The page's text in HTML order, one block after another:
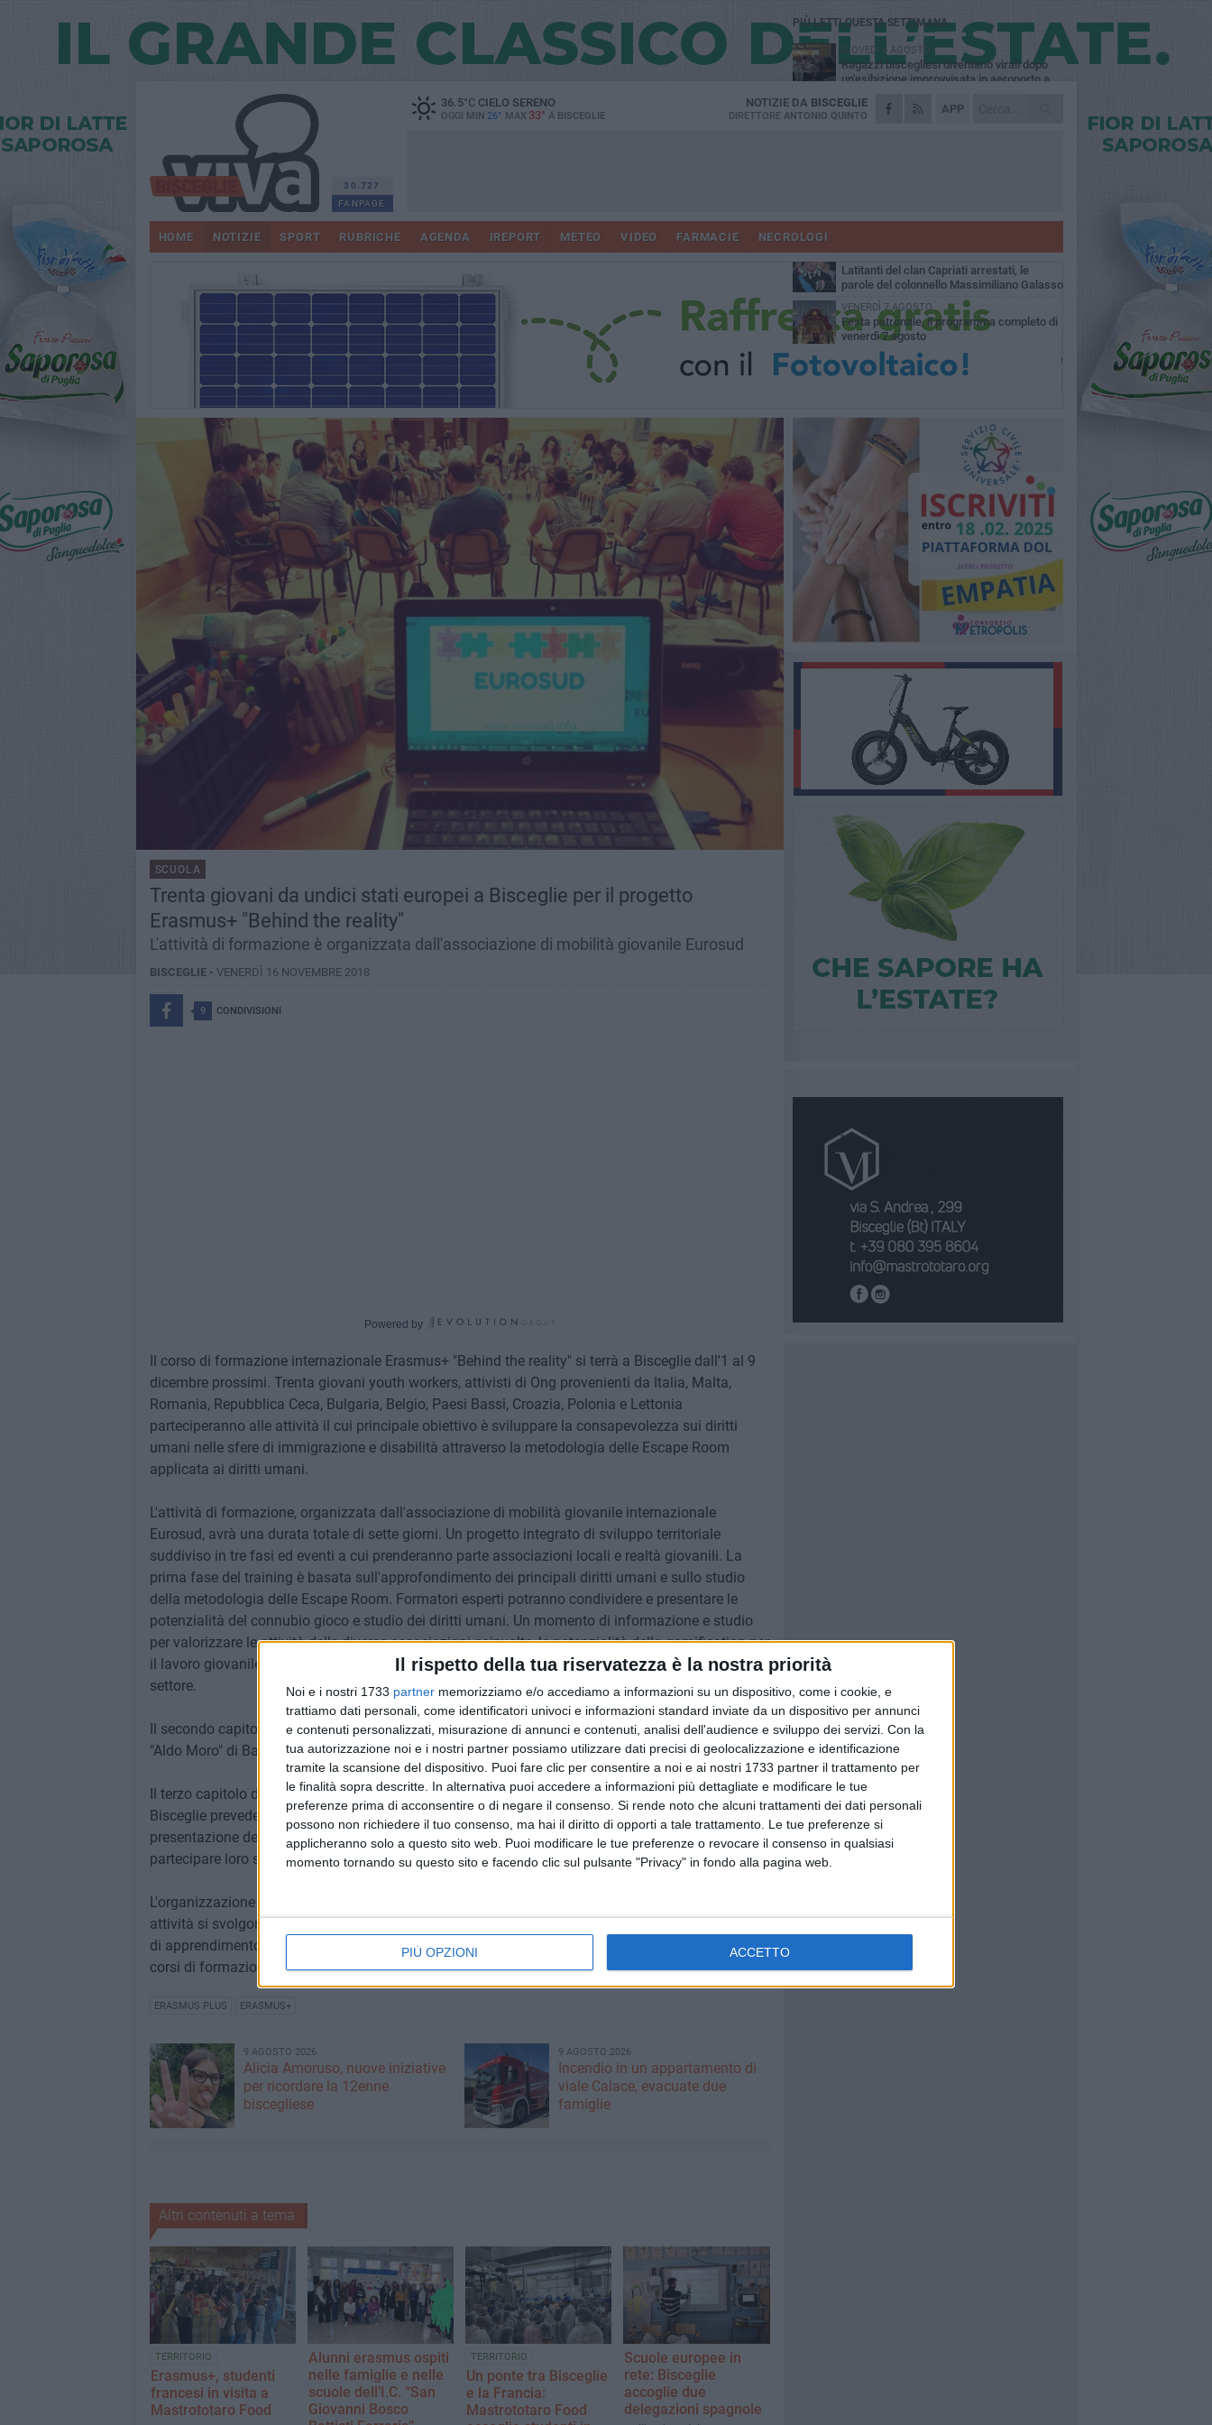
Il rispetto della tua riservatezza è la nostra priorità
Noi e i nostri 1733 partner memorizziamo e/o accediamo a informazioni su un dispositivo, come i cookie, e
trattiamo dati personali, come identificatori univoci e informazioni standard inviate da un dispositivo per annunci
e contenuti personalizzati, misurazione di annunci e contenuti, analisi dell'audience e sviluppo dei servizi. Con la
tua autorizzazione noi e i nostri partner possiamo utilizzare dati precisi di geolocalizzazione e identificazione
tramite la scansione del dispositivo. Puoi fare clic per consentire a noi e ai nostri 1733 partner il trattamento per
le finalità sopra descritte. In alternativa puoi accedere a informazioni più dettagliate e modificare le tue
preferenze prima di acconsentire o di negare il consenso. Si rende noto che alcuni trattamenti dei dati personali
possono non richiedere il tuo consenso, ma hai il diritto di opporti a tale trattamento. Le tue preferenze si
applicheranno solo a questo sito web. Puoi modificare le tue preferenze o revocare il consenso in qualsiasi
momento tornando su questo sito e facendo clic sul pulsante "Privacy" in fondo alla pagina web.
PIÙ OPZIONI ACCETTO
30.727
FANPAGE
36.5°CCIELO SERENO
OGGI MIN 26° MAX 33° A BISCEGLIE
APP
NOTIZIE DA BISCEGLIE
DIRETTORE ANTONIO QUINTO
HOME NOTIZIE SPORT RUBRICHE AGENDA IREPORT METEO VIDEO FARMACIE NECROLOGI
SCUOLA
Trenta giovani da undici stati europei a Bisceglie per il progetto
Erasmus+ "Behind the reality"
L'attività di formazione è organizzata dall'associazione di mobilità giovanile Eurosud
BISCEGLIE - VENERDÌ 16 NOVEMBRE 2018
9 CONDIVISIONI
Powered by
Il corso di formazione internazionale Erasmus+ "Behind the reality" si terrà a Bisceglie dall'1 al 9
dicembre prossimi. Trenta giovani youth workers, attivisti di Ong provenienti da Italia, Malta,
Romania, Repubblica Ceca, Bulgaria, Belgio, Paesi Bassi, Croazia, Polonia e Lettonia
parteciperanno alle attività il cui principale obiettivo è sviluppare la consapevolezza sui diritti
umani nelle sfere di immigrazione e disabilità attraverso la metodologia delle Escape Room
applicata ai diritti umani.
L'attività di formazione, organizzata dall'associazione di mobilità giovanile internazionale
Eurosud, avrà una durata totale di sette giorni. Un progetto integrato di sviluppo territoriale
suddiviso in tre fasi ed eventi a cui prenderanno parte associazioni locali e realtà giovanili. La
prima fase del training è basata sull'approfondimento dei principali diritti umani e sullo studio
della metodologia delle Escape Room. Formatori esperti potranno condividere e presentare le
potenzialità del connubio gioco e studio dei diritti umani. Un momento di informazione e studio
per valorizzare le attività delle diverse associazioni coinvolte, le potenzialità della gamification per
il lavoro giovanile, anche attraverso le opportunità per le nuove figure professionali emergenti e
settore.
Il secondo capitolo, dal titolo "Una giornata Erasmus a Bari", si terrà presso l'Università degli Studi
"Aldo Moro" di Bari.
Il terzo capitolo del progetto, l'evento finale previsto per la mattina di venerdì 7 dicembre a
Bisceglie prevederà un breve incontro presso le scuole, durante il quale si terrà una breve
presentazione del progetto e delle attività svolte. I partecipanti e gli studenti delle classi potranno
partecipare loro stessi ad una Escape Room preparata dai ragazzi stessi.
L'organizzazione Eurosud è costituita da un gruppo di amici e colleghi universitari pugliesi. Le
attività si svolgono sia in ambito locale che internazionale, prendendo parte a diversi programmi
di apprendimento promossi e finanziati dall'Unione Europea - in particolare scambi giovanili e
corsi di formazione nell'ambito del programma dedicato Erasmus+.
ERASMUS PLUS ERASMUS+
9 AGOSTO 2026
Alicia Amoruso, nuove iniziative
per ricordare la 12enne
biscegliese
9 AGOSTO 2026
Incendio in un appartamento di
viale Calace, evacuate due
famiglie
Altri contenuti a tema
TERRITORIO
Erasmus+, studenti
francesi in visita a
Mastrototaro Food
Alunni erasmus ospiti
nelle famiglie e nelle
scuole dell’I.C. “San
Giovanni Bosco
TERRITORIO
Un ponte tra Bisceglie
e la Francia:
Mastrototaro Food
Scuole europee in
rete: Bisceglie
accoglie due
delegazioni spagnole
PIÙ LETTI QUESTA SETTIMANA
GIOVEDÌ 6 AGOSTO
Ragazzi biscegliesi diventano virali dopo
un'esibizione improvvisata in aeroporto a
MARTEDÌ 4 AGOSTO
Emergenza caldo, il Comune di Bisceglie
Due auto incendiate nella notte in via Dieta
SABATO 8 AGOSTO
Latitanti del clan Capriati arrestati, le
parole del colonnello Massimiliano Galasso
VENERDÌ 7 AGOSTO
Festa patronale, il programma completo di
venerdì 7 agosto